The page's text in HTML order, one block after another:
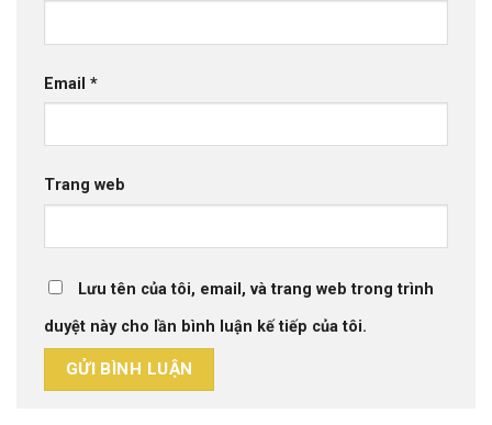
Email *
Trang web
Lưu tên của tôi, email, và trang web trong trình
duyệt này cho lần bình luận kế tiếp của tôi.